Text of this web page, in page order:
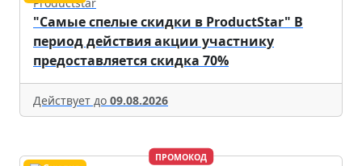
Productstar
"Самые спелые скидки в ProductStar" В
период действия акции участнику
предоставляется скидка 70%
Действует до 09.08.2026
ПРОМОКОД